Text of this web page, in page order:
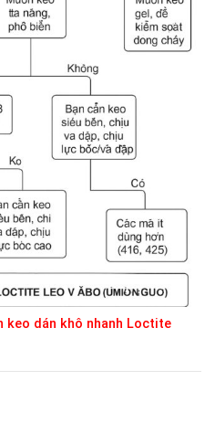
keo dán khô nhanh Loctite